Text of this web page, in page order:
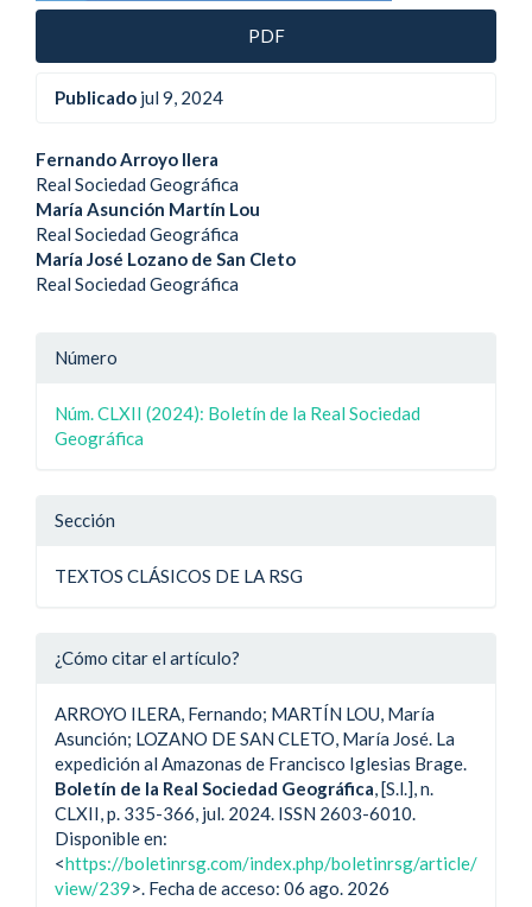
PDF
Publicado jul 9, 2024
Contenido
principal
del
artículo
Fernando Arroyo Ilera
Real Sociedad Geográfica
María Asunción Martín Lou
Real Sociedad Geográfica
María José Lozano de San Cleto
Real Sociedad Geográfica
Detalle
artículo
Número
Núm. CLXII (2024): Boletín de la Real Sociedad
Geográfica
Sección
TEXTOS CLÁSICOS DE LA RSG
¿Cómo citar el artículo?
ARROYO ILERA, Fernando; MARTÍN LOU, María
Asunción; LOZANO DE SAN CLETO, María José. La
expedición al Amazonas de Francisco Iglesias Brage.
Boletín de la Real Sociedad Geográfica , [S.l.], n.
CLXII, p. 335-366, jul. 2024. ISSN 2603-6010.
Disponible en:
<https://boletinrsg.com/index.php/boletinrsg/article/
view/239>. Fecha de acceso: 06 ago. 2026